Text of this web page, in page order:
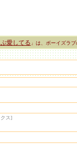
愛してる 」は、ボーイズラ
ス]